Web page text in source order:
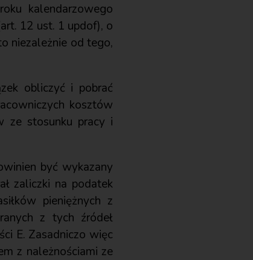
kalendarzowego
12 ust. 1 updof), o
niezależnie od tego,
obliczyć i pobrać
kosztów
ze stosunku pracy i
być wykazany
zaliczki na podatek
pieniężnych z
z tych źródeł
E. Zasadniczo więc
z należnościami ze